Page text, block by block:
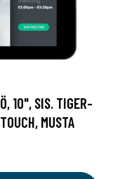
10", SIS. TIGER-
MUSTA